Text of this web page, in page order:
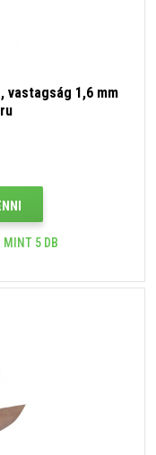
vastagság 1,6 mm
MINT 5 DB